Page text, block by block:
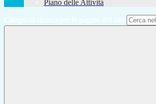
Piano delle Attività